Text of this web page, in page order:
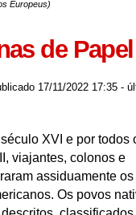
Europeus)
de
17/11/2022 17:35 -
XVI e por todos
viajantes, colonos e
assiduamente os
Os povos